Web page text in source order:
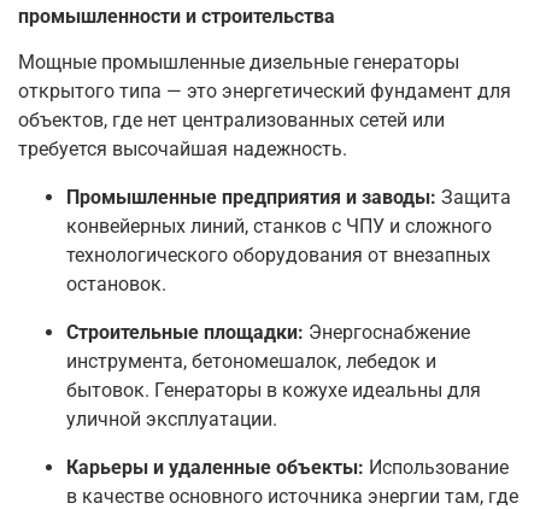
промышленности и строительства
Мощные промышленные дизельные генераторы
открытого типа — это энергетический фундамент для
объектов, где нет централизованных сетей или
требуется высочайшая надежность.
Промышленные предприятия и заводы: Защита
конвейерных линий, станков с ЧПУ и сложного
технологического оборудования от внезапных
остановок.
Строительные площадки: Энергоснабжение
инструмента, бетономешалок, лебедок и
бытовок. Генераторы в кожухе идеальны для
уличной эксплуатации.
Карьеры и удаленные объекты: Использование
в качестве основного источника энергии там, где